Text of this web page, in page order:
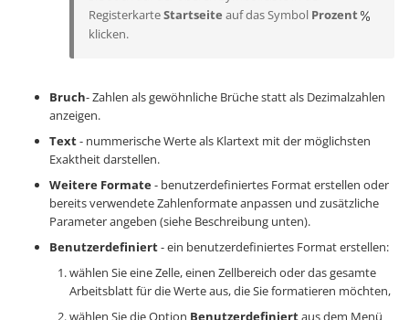
RegisterkarteStartseite auf das Symbol Prozent
klicken.
Bruch- Zahlen als gewöhnliche Brüche statt als Dezimalzahlen
anzeigen.
Text- nummerische Werte als Klartext mit der möglichsten
Exaktheit darstellen.
Weitere Formate- benutzerdefiniertes Format erstellen oder
bereits verwendete Zahlenformate anpassen und zusätzliche
Parameter angeben (siehe Beschreibung unten).
Benutzerdefiniert- ein benutzerdefiniertes Format erstellen:
wählen Sie eine Zelle, einen Zellbereich oder das gesamte
Arbeitsblatt für die Werte aus, die Sie formatieren möchten,
wählen Sie die Option Benutzerdefiniertaus dem Menü